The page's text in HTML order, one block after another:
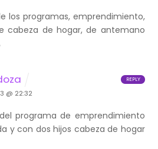
los programas, emprendimiento,
cabeza de hogar, de antemano
@ 22:32
programa de emprendimiento
y con dos hijos cabeza de hogar
REPLY